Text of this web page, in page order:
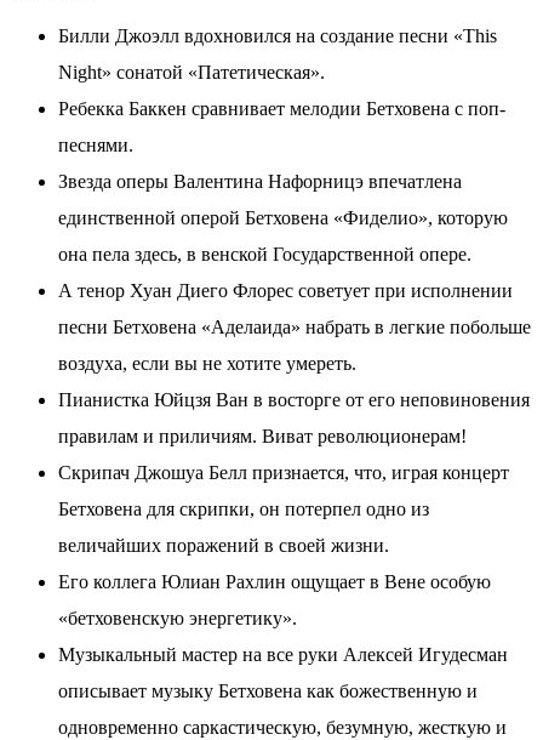
Билли Джоэлл вдохновился на создание песни «This
Night» сонатой «Патетическая».
Ребекка Баккен сравнивает мелодии Бетховена с поп-
песнями.
Звезда оперы Валентина Нафорницэ впечатлена
единственной оперой Бетховена «Фиделио», которую
она пела здесь, в венской Государственной опере.
А тенор Хуан Диего Флорес советует при исполнении
песни Бетховена «Аделаида» набрать в легкие побольше
воздуха, если вы не хотите умереть.
Пианистка Юйцзя Ван в восторге от его неповиновения
правилам и приличиям. Виват революционерам!
Скрипач Джошуа Белл признается, что, играя концерт
Бетховена для скрипки, он потерпел одно из
величайших поражений в своей жизни.
Его коллега Юлиан Рахлин ощущает в Вене особую
«бетховенскую энергетику».
Музыкальный мастер на все руки Алексей Игудесман
описывает музыку Бетховена как божественную и
одновременно саркастическую, безумную, жесткую и